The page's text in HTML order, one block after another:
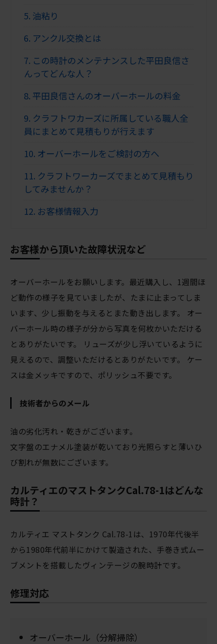
5. 油粘り
6. アンクル交換とは
7. この時計のメンテナンスした平田良信さ
んってどんな人？
8. 平田良信さんのオーバーホールの料金
9. クラフトワカーズに所属している職人全
員にまとめて見積もりが行えます
10. オーバーホールをご検討の方へ
11. クラフトワーカーズでまとめて見積もり
してみませんか？
12. お客様情報入力
お客様から頂いた故障状況など
オーバーホールをお願いします。最近購入し、1週間ほ
ど動作の様子を見ていましたが、たまに止まってしま
います、少し振動を与えるとまた動き出します。 オー
バーホール時の様子が分から写真を何枚かいただける
とありがたいです。 リューズが少し浮いているように
見えるので、調整いただけるとありがたいです。 ケー
スは金メッキですので、ポリッシュ不要です。
技術者からのメール
油の劣化汚れ・乾きがございます。
文字盤のエナメル塗装が乾いており光照らすと薄いひ
び割れが無数にございます。
カルティエのマストタンクCal.78-1はどんな
時計？
カルティエ マストタンク Cal.78-1は、1970年代後半
から1980年代前半にかけて製造された、手巻き式ムー
ブメントを搭載したヴィンテージの腕時計です。
修理対応
オーバーホール（分解掃除）